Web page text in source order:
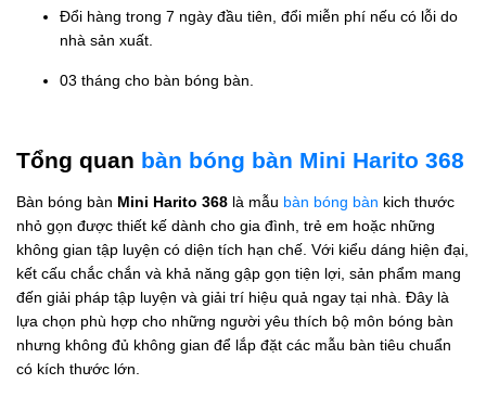
Đổi hàng trong 7 ngày đầu tiên, đổi miễn phí nếu có lỗi do
nhà sản xuất.
03 tháng cho bàn bóng bàn.
Tổng quan bàn bóng bàn Mini Harito 368
Bàn bóng bàn Mini Harito 368 là mẫu bàn bóng bàn kich thước
nhỏ gọn được thiết kế dành cho gia đình, trẻ em hoặc những
không gian tập luyện có diện tích hạn chế. Với kiểu dáng hiện đại,
kết cấu chắc chắn và khả năng gập gọn tiện lợi, sản phẩm mang
đến giải pháp tập luyện và giải trí hiệu quả ngay tại nhà. Đây là
lựa chọn phù hợp cho những người yêu thích bộ môn bóng bàn
nhưng không đủ không gian để lắp đặt các mẫu bàn tiêu chuẩn
có kích thước lớn.